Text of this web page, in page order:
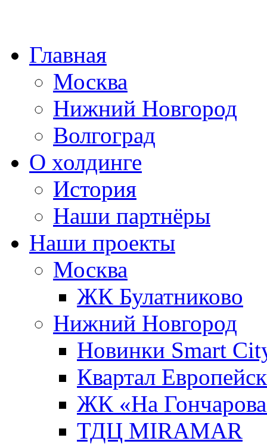
Главная
Москва
Нижний Новгород
Волгоград
О холдинге
История
Наши партнёры
Наши проекты
Москва
ЖК Булатниково
Нижний Новгород
Новинки Smart
Квартал
ЖК «На
ТДЦ MIRAMAR